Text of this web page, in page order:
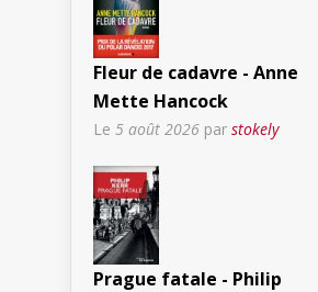
Fleur de cadavre - Anne
Mette Hancock
Le 5 août 2026 par stokely
Prague fatale - Philip